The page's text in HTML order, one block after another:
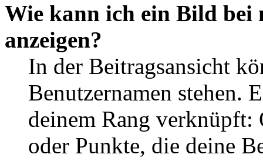
Wie kann ich ein Bild bei
anzeigen?
In der Beitragsansicht
Benutzernamen stehen.
deinem Rang verknüpft:
oder Punkte, die deine